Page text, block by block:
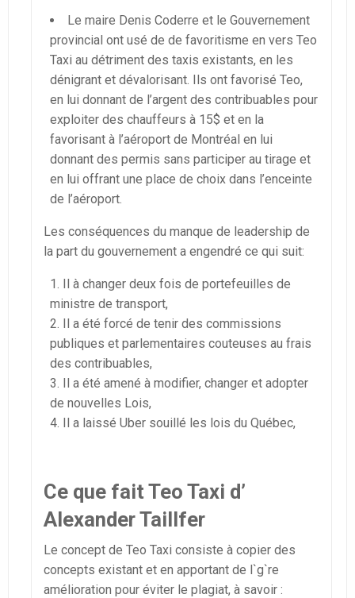
Le maire Denis Coderre et le Gouvernement
provincial ont usé de de favoritisme en vers Teo
Taxi au détriment des taxis existants, en les
dénigrant et dévalorisant. Ils ont favorisé Teo,
en lui donnant de l’argent des contribuables pour
exploiter des chauffeurs à 15$ et en la
favorisant à l’aéroport de Montréal en lui
donnant des permis sans participer au tirage et
en lui offrant une place de choix dans l’enceinte
de l’aéroport.
Les conséquences du manque de leadership de
la part du gouvernement a engendré ce qui suit:
Il à changer deux fois de portefeuilles de
ministre de transport,
Il a été forcé de tenir des commissions
publiques et parlementaires couteuses au frais
des contribuables,
Il a été amené à modifier, changer et adopter
de nouvelles Lois,
Il a laissé Uber souillé les lois du Québec,
Ce que fait Teo Taxi d’
Alexander Taillfer
Le concept de Teo Taxi consiste à copier des
concepts existant et en apportant de l`g`re
amélioration pour éviter le plagiat, à savoir :